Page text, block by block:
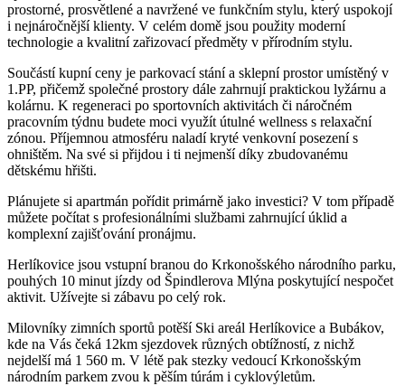
prostorné, prosvětlené a navržené ve funkčním stylu, který uspokojí
i nejnáročnější klienty. V celém domě jsou použity moderní
technologie a kvalitní zařizovací předměty v přírodním stylu.
Součástí kupní ceny je parkovací stání a sklepní prostor umístěný v
1.PP, přičemž společné prostory dále zahrnují praktickou lyžárnu a
kolárnu. K regeneraci po sportovních aktivitách či náročném
pracovním týdnu budete moci využít útulné wellness s relaxační
zónou. Příjemnou atmosféru naladí kryté venkovní posezení s
ohništěm. Na své si přijdou i ti nejmenší díky zbudovanému
dětskému hřišti.
Plánujete si apartmán pořídit primárně jako investici? V tom případě
můžete počítat s profesionálními službami zahrnující úklid a
komplexní zajišťování pronájmu.
Herlíkovice jsou vstupní branou do Krkonošského národního parku,
pouhých 10 minut jízdy od Špindlerova Mlýna poskytující nespočet
aktivit. Užívejte si zábavu po celý rok.
Milovníky zimních sportů potěší Ski areál Herlíkovice a Bubákov,
kde na Vás čeká 12km sjezdovek různých obtížností, z nichž
nejdelší má 1 560 m. V létě pak stezky vedoucí Krkonošským
národním parkem zvou k pěším túrám i cyklovýletům.